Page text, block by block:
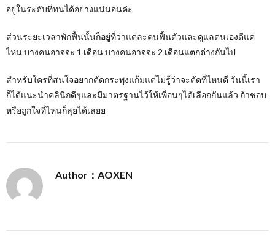
อยู่ในระดับที่ทนได้อย่างแน่นอนค่ะ
ส่วนระยะเวลาพักฟื้นนั้นก็อยู่ที่ว่าแต่ละคนฟื้นตัวและดูแลตนเองดีแค่
ไหน บางคนอาจจะ 1 เดือน บางคนอาจจะ 2 เดือนแตกต่างกันไป
สำหรับใครที่สนใจอยากตัดกระพุงแก้มแต่ไม่รู้ว่าจะตัดที่ไหนดี วันนี้เรา
ก็ได้แนะนำคลินิกดีๆและมีมาตรฐานไว้ให้เพื่อนๆได้เลือกกันแล้ว ถ้าชอบ
หรือถูกใจที่ไหนก็ลุยได้เลยย
Author：AOXEN